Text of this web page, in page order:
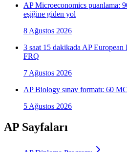
AP Microeconomics puanlama:
eşiğine giden yol
8 Ağustos 2026
3 saat 15 dakikada AP
FRQ
7 Ağustos 2026
AP Biology sınav formatı: 60
5 Ağustos 2026
AP Sayfaları